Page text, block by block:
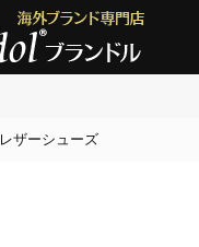
レザーシューズ